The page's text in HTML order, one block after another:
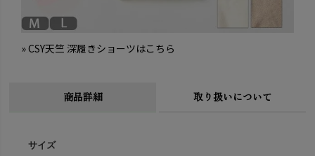
» CSY天竺 深履きショーツはこちら
商品詳細 取り扱いについて
サイズ